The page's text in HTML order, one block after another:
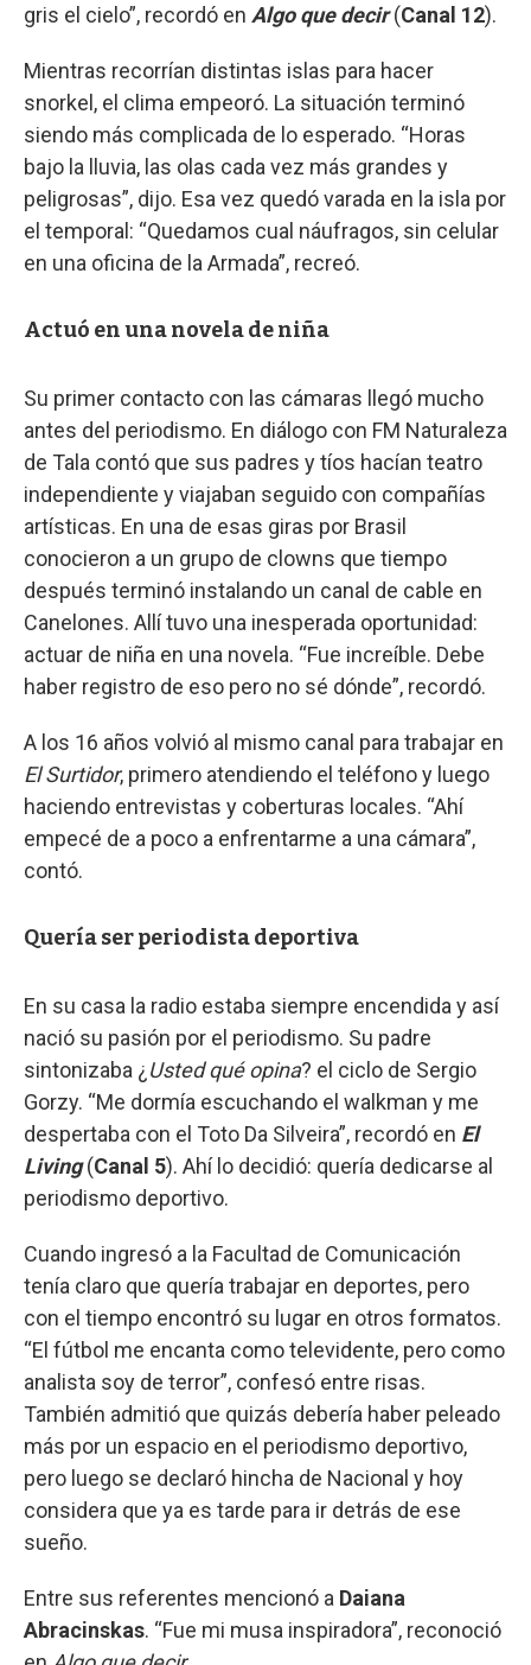
gris el cielo”, recordó en Algo que decir(Canal 12).
Mientras recorrían distintas islas para hacer
snorkel, el clima empeoró. La situación terminó
siendo más complicada de lo esperado. “Horas
bajo la lluvia, las olas cada vez más grandes y
peligrosas”, dijo. Esa vez quedó varada en la isla por
el temporal: “Quedamos cual náufragos, sin celular
en una oficina de la Armada”, recreó.
Actuó en una novela de niña
Su primer contacto con las cámaras llegó mucho
antes del periodismo. En diálogo con FM Naturaleza
de Tala contó que sus padres y tíos hacían teatro
independiente y viajaban seguido con compañías
artísticas. En una de esas giras por Brasil
conocieron a un grupo de clowns que tiempo
después terminó instalando un canal de cable en
Canelones. Allí tuvo una inesperada oportunidad:
actuar de niña en una novela. “Fue increíble. Debe
haber registro de eso pero no sé dónde”, recordó.
A los 16 años volvió al mismo canal para trabajar en
El Surtidor, primero atendiendo el teléfono y luego
haciendo entrevistas y coberturas locales. “Ahí
empecé de a poco a enfrentarme a una cámara”,
contó.
Quería ser periodista deportiva
En su casa la radio estaba siempre encendida y así
nació su pasión por el periodismo. Su padre
sintonizaba ¿ Usted qué opina? el ciclo de Sergio
Gorzy. “Me dormía escuchando el walkman y me
despertaba con el Toto Da Silveira”, recordó en El
Living(Canal 5). Ahí lo decidió: quería dedicarse al
periodismo deportivo.
Cuando ingresó a la Facultad de Comunicación
tenía claro que quería trabajar en deportes, pero
con el tiempo encontró su lugar en otros formatos.
“El fútbol me encanta como televidente, pero como
analista soy de terror”, confesó entre risas.
También admitió que quizás debería haber peleado
más por un espacio en el periodismo deportivo,
pero luego se declaró hincha de Nacional y hoy
considera que ya es tarde para ir detrás de ese
sueño.
Entre sus referentes mencionó a Daiana
Abracinskas. “Fue mi musa inspiradora”, reconoció